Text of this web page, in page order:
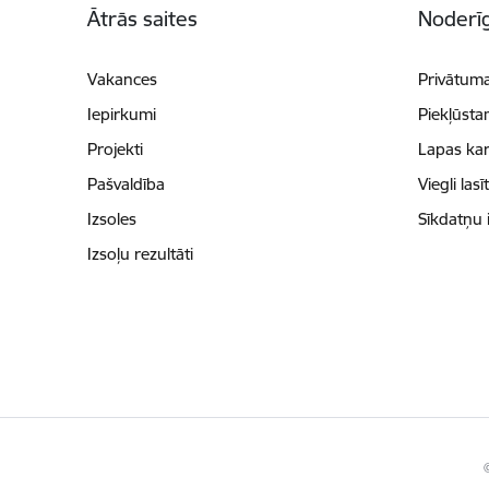
Ātrās saites
Vakances
Iepirkumi
Projekti
Pašvaldība
Izsoles
Izsoļu rezultāti
Lapas
Viegli lasīt
Sīkdatņu